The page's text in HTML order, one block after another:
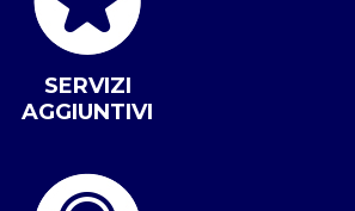
SERVIZI
AGGIUNTIVI